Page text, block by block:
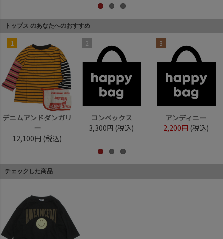
トップス のあなたへのおすすめ
1
デニムアンドダンガリ
ー
12,100円 (税込)
2
コンベックス
3,300円 (税込)
3
アンディニー
2,200円 (税込)
チェックした商品